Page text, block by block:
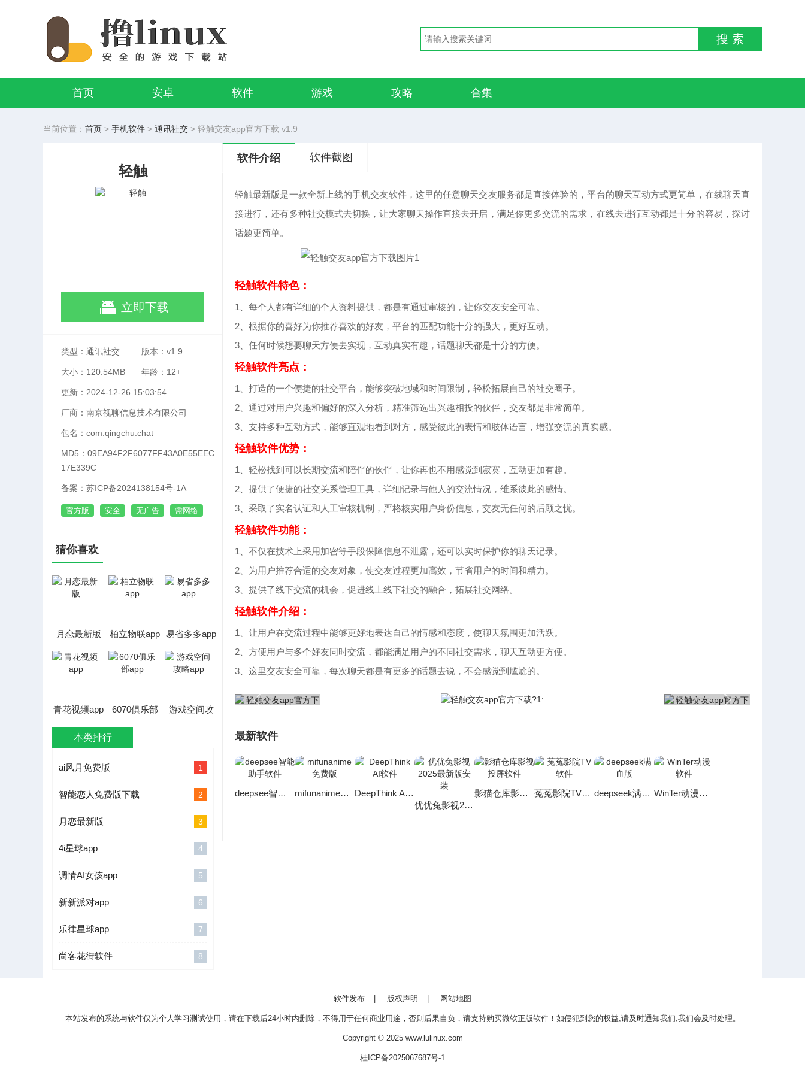
搜 索
首页 安卓 软件 游戏 攻略 合集
当前位置： 首页 > 手机软件 > 通讯社交 > 轻触交友app官方下载 v1.9
轻触
立即下载
类型：通讯社交 版本：v1.9
大小：120.54MB 年龄：12+
更新：2024-12-26 15:03:54
厂商：南京视聊信息技术有限公司
包名：com.qingchu.chat
MD5：09EA94F2F6077FF43A0E55EEC
17E339C
备案：苏ICP备2024138154号-1A
官方版 安全 无广告 需网络
猜你喜欢
月恋最新版 柏立物联app 易省多多app
青花视频app
6070俱乐部
游戏空间攻
本类排行
1
ai风月免费版
2
智能恋人免费版下载
3
月恋最新版
4
4i星球app
5
调情AI女孩app
6
新新派对app
7
乐律星球app
8
尚客花街软件
软件介绍 软件截图
轻触最新版是一款全新上线的手机交友软件，这里的任意聊天交友服务都是直接体验的，平台的聊天互动方式更简单，在线聊天直
接进行，还有多种社交模式去切换，让大家聊天操作直接去开启，满足你更多交流的需求，在线去进行互动都是十分的容易，探讨
话题更简单。
轻触软件特色：
1、每个人都有详细的个人资料提供，都是有通过审核的，让你交友安全可靠。
2、根据你的喜好为你推荐喜欢的好友，平台的匹配功能十分的强大，更好互动。
3、任何时候想要聊天方便去实现，互动真实有趣，话题聊天都是十分的方便。
轻触软件亮点：
1、打造的一个便捷的社交平台，能够突破地域和时间限制，轻松拓展自己的社交圈子。
2、通过对用户兴趣和偏好的深入分析，精准筛选出兴趣相投的伙伴，交友都是非常简单。
3、支持多种互动方式，能够直观地看到对方，感受彼此的表情和肢体语言，增强交流的真实感。
轻触软件优势：
1、轻松找到可以长期交流和陪伴的伙伴，让你再也不用感觉到寂寞，互动更加有趣。
2、提供了便捷的社交关系管理工具，详细记录与他人的交流情况，维系彼此的感情。
3、采取了实名认证和人工审核机制，严格核实用户身份信息，交友无任何的后顾之忧。
轻触软件功能：
1、不仅在技术上采用加密等手段保障信息不泄露，还可以实时保护你的聊天记录。
2、为用户推荐合适的交友对象，使交友过程更加高效，节省用户的时间和精力。
3、提供了线下交流的机会，促进线上线下社交的融合，拓展社交网络。
轻触软件介绍：
1、让用户在交流过程中能够更好地表达自己的情感和态度，使聊天氛围更加活跃。
2、方便用户与多个好友同时交流，都能满足用户的不同社交需求，聊天互动更方便。
3、这里交友安全可靠，每次聊天都是有更多的话题去说，不会感觉到尴尬的。
最新软件
deepsee智能助手软件 mifunanime免费版
DeepThink AI软件
优优兔影视2025最新版安装
影猫仓库影视投屏软件 菟菟影院TV软件 deepseek满血版 WinTer动漫软件
软件发布 版权声明 网站地图
本站发布的系统与软件仅为个人学习测试使用，请在下载后24小时内删除，不得用于任何商业用途，否则后果自负，请支持购买微软正版软件！如侵犯到您的权益,请及时通知我们,我们会及时处理。
Copyright © 2025 www.lulinux.com
桂ICP备2025067687号-1